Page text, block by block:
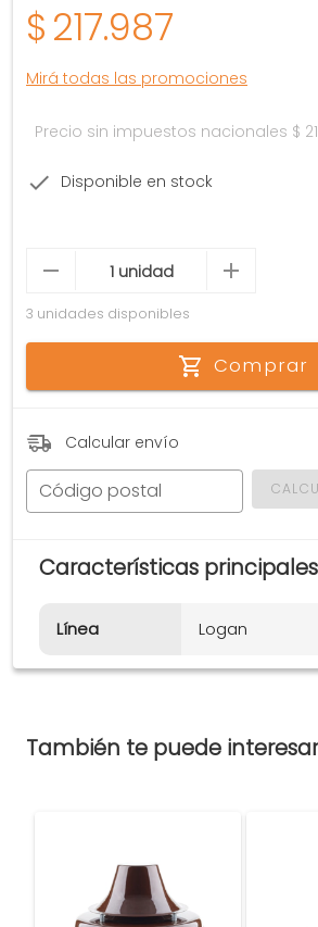
$217.987
Mirá todas las promociones
Precio sin impuestos nacionales $
Disponible en stock
3 unidades disponibles
Comprar
Calcular envío
Código postal
Características principales
Línea Logan
También te puede interesar